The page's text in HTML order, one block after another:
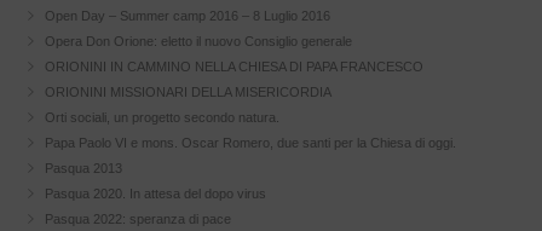
Open Day – Summer camp 2016 – 8 Luglio 2016
Opera Don Orione: eletto il nuovo Consiglio generale
ORIONINI IN CAMMINO NELLA CHIESA DI PAPA FRANCESCO
ORIONINI MISSIONARI DELLA MISERICORDIA
Orti sociali, un progetto secondo natura.
Papa Paolo VI e mons. Oscar Romero, due santi per la Chiesa di oggi.
Pasqua 2013
Pasqua 2020. In attesa del dopo virus
Pasqua 2022: speranza di pace